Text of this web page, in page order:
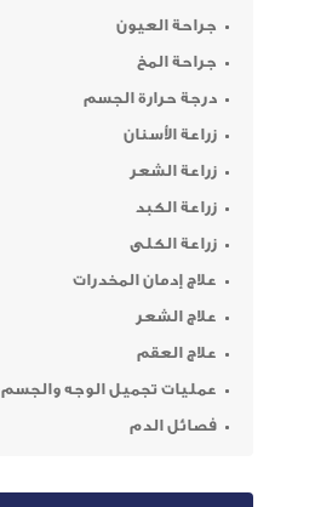
جراحة العيون
جراحة المخ
درجة حرارة الجسم
زراعة الأسنان
زراعة الشعر
زراعة الكبد
زراعة الكلى
علاج إدمان المخدرات
علاج الشعر
علاج العقم
عمليات تجميل الوجه والجسم
فصائل الدم